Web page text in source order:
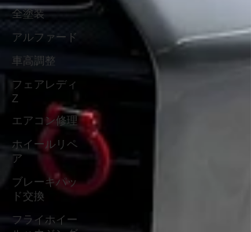
全塗装
アルファード
車高調整
フェアレディ
Z
エアコン修理
ホイールリペ
ア
ブレーキパッ
ド交換
フライホイー